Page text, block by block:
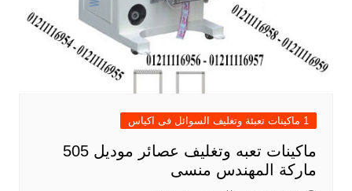
1 ماكينات تعبئة وتغليف السوائل فى اكياس
ماكينات تعبه وتغليف عصائر موديل 505
ماركة المهندس منسى